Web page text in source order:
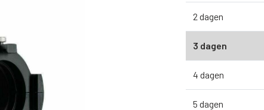
2 dagen
3 dagen
4 dagen
5 dagen